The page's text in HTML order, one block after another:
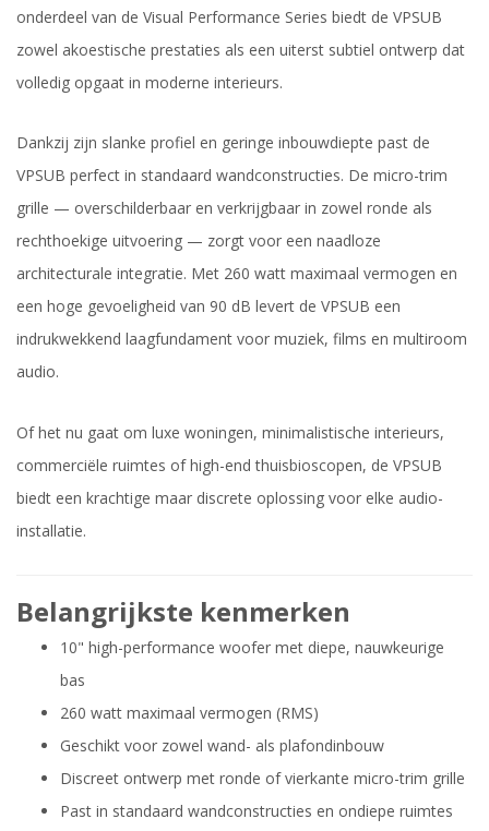
onderdeel van de Visual Performance Series biedt de VPSUB
zowel akoestische prestaties als een uiterst subtiel ontwerp dat
volledig opgaat in moderne interieurs.
Dankzij zijn slanke profiel en geringe inbouwdiepte past de
VPSUB perfect in standaard wandconstructies. De micro-trim
grille — overschilderbaar en verkrijgbaar in zowel ronde als
rechthoekige uitvoering — zorgt voor een naadloze
architecturale integratie. Met 260 watt maximaal vermogen en
een hoge gevoeligheid van 90 dB levert de VPSUB een
indrukwekkend laagfundament voor muziek, films en multiroom
audio.
Of het nu gaat om luxe woningen, minimalistische interieurs,
commerciële ruimtes of high-end thuisbioscopen, de VPSUB
biedt een krachtige maar discrete oplossing voor elke audio-
installatie.
Belangrijkste kenmerken
10" high-performance woofer met diepe, nauwkeurige
bas
260 watt maximaal vermogen (RMS)
Geschikt voor zowel wand- als plafondinbouw
Discreet ontwerp met ronde of vierkante micro-trim grille
Past in standaard wandconstructies en ondiepe ruimtes